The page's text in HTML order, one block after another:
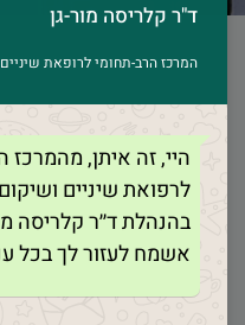
ד"ר קלריסה מור-גן
הדסה ירושלים
ד"ר קלריסה מור-גן
המרכז הרב-תחומי לרופאת
היי, זה איתן, מהמרכז
לרפואת שיניים
בהנהלת ד׳׳ר קלריסה
אשמח לעזור לך בכל